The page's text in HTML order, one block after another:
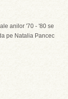
anilor '70 - '80 se
pe Natalia Pancec